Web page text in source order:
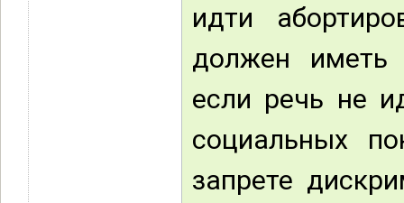
идти
должен иметь
если речь не
социальных
запрете